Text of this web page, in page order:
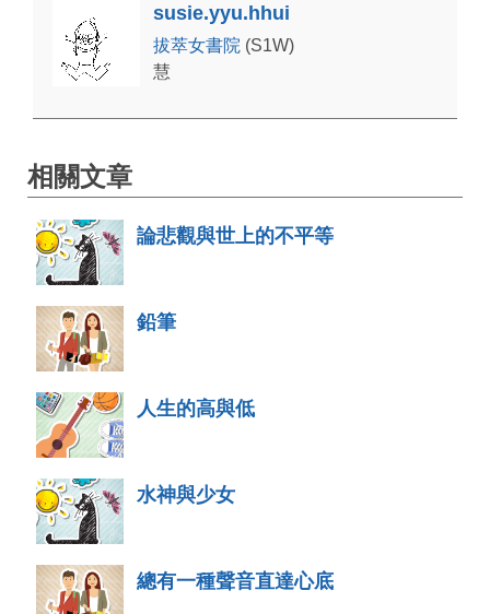
susie.yyu.hhui
拔萃女書院 (S1W)
慧
相關文章
論悲觀與世上的不平等
鉛筆
人生的高與低
水神與少女
總有一種聲音直達心底